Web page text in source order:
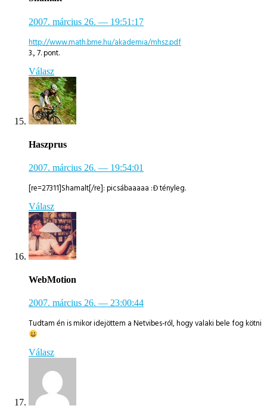
2007. március 26. — 19:51:17
http://www.math.bme.hu/akademia/mhsz.pdf
3., 7. pont.
Válasz
Haszprus
2007. március 26. — 19:54:01
[re=27311]Shamalt[/re]: picsábaaaaa :Đ tényleg.
Válasz
WebMotion
2007. március 26. — 23:00:44
Tudtam én is mikor idejöttem a Netvibes-ról, hogy valaki bele fog kötni
Válasz